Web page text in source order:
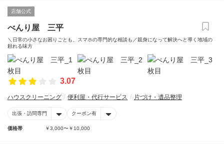
店舗公式
べんり屋 三平
＼日常の小さなお困りごとも、スマホの専門的な相談も／親身になって解決へと導く地域の
頼れる味方
3.07
ハウスクリーニング 便利屋・代行サービス 片づけ・遺品整理
出張・訪問専門 クーポン有
価格帯 ￥3,000〜￥10,000